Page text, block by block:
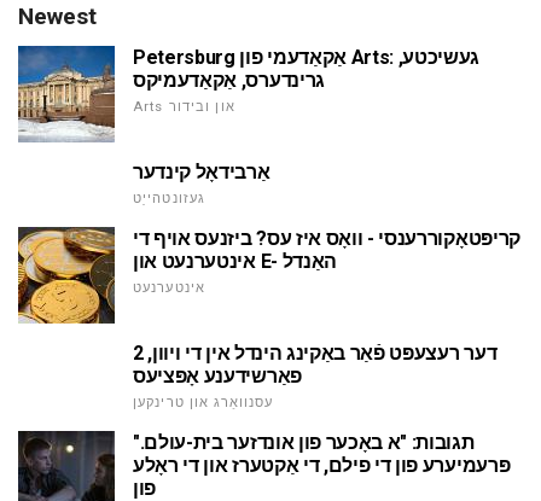
Newest
Petersburg אַקאַדעמי פון Arts: געשיכטע,
גרינדערס, אַקאַדעמיקס
Arts און ובידור
אַרבידאָל קינדער
געזונטהייַט
קריפּטאָקוררענסי - וואָס איז עס? ביזנעס אויף די
אינטערנעט און E- האַנדל
אינטערנעט
דער רעצעפּט פֿאַר באַקינג הינדל אין די ויוון, 2
פאַרשידענע אָפּציעס
עסנוואַרג און טרינקען
תגובות: "א באָכער פון אונדזער בית-עולם."
פּרעמיערע פון די פילם, די אַקטערז און די ראָלע
פון